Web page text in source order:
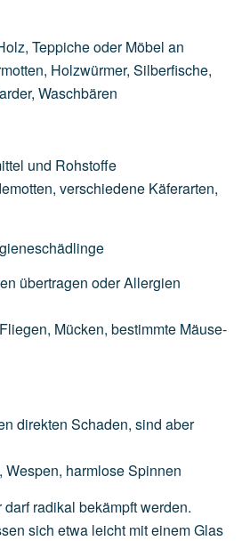
Teppicheoder Möbel an
Holzwürmer, Silberfische,
Waschbären
und Rohstoffe
verschiedene Käferarten,
übertragen oderAllergien
Fliegen, Mücken, bestimmte Mäuse-
direkten Schaden, sind aber
Wespen, harmloseSpinnen
radikal bekämpft werden.
sich etwa leicht mit einem Glas